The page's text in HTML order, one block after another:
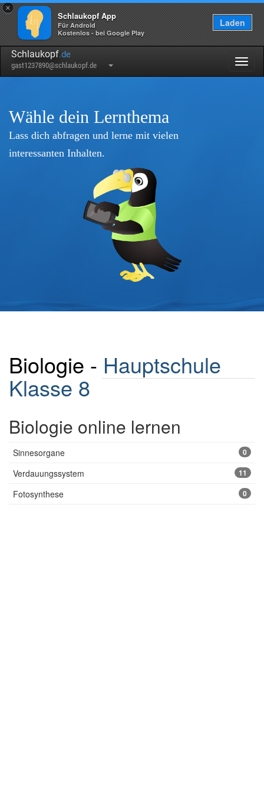
×
Schlaukopf App
Für Android
Kostenlos - bei Google Play
Laden
Schlaukopf.de
gast1237890@schlaukopf.de
Wähle dein Lernthema
Lass dich abfragen und lerne mit vielen
interessanten Inhalten.
Biologie - Hauptschule
Klasse 8
Biologie online lernen
Sinnesorgane 0
Verdauungssystem 11
Fotosynthese 0